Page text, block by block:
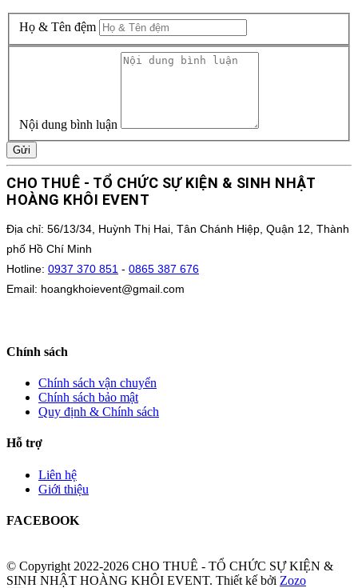
Họ & Tên đệm
Nội dung bình luận
Gửi
CHO THUÊ - TỔ CHỨC SỰ KIỆN & SINH NHẬT
HOÀNG KHÔI EVENT
Địa chỉ: 56/13/34, Huỳnh Thị Hai, Tân Chánh Hiệp, Quận 12, Thành
phố Hồ Chí Minh
Hotline: 0937 370 851 - 0865 387 676
Email: hoangkhoievent@gmail.com
Chính sách
Chính sách vận chuyển
Chính sách bảo mật
Quy định & Chính sách
Hỗ trợ
Liên hệ
Giới thiệu
FACEBOOK
© Copyright 2022-2026 CHO THUÊ - TỔ CHỨC SỰ KIỆN &
SINH NHẬT HOÀNG KHÔI EVENT. Thiết kế bởi Zozo